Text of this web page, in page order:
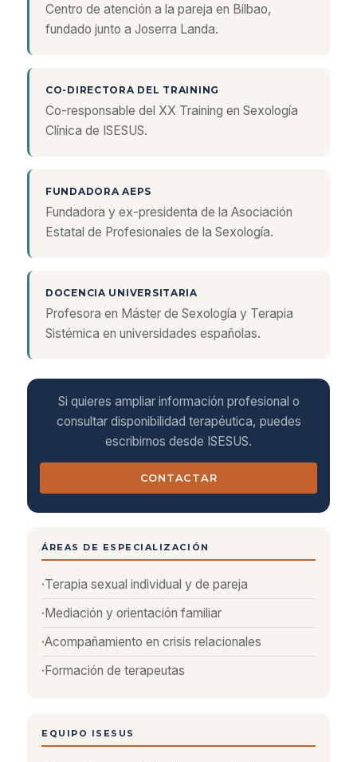
Centro de atención a la pareja en Bilbao,
fundado junto a Joserra Landa.
CO-DIRECTORA DEL TRAINING
Co-responsable del XX Training en Sexología
Clínica de ISESUS.
FUNDADORA AEPS
Fundadora y ex-presidenta de la Asociación
Estatal de Profesionales de la Sexología.
DOCENCIA UNIVERSITARIA
Profesora en Máster de Sexología y Terapia
Sistémica en universidades españolas.
Si quieres ampliar información profesional o
consultar disponibilidad terapéutica, puedes
escribirnos desde ISESUS.
CONTACTAR
ÁREAS DE ESPECIALIZACIÓN
Terapia sexual individual y de pareja
Mediación y orientación familiar
Acompañamiento en crisis relacionales
Formación de terapeutas
EQUIPO ISESUS